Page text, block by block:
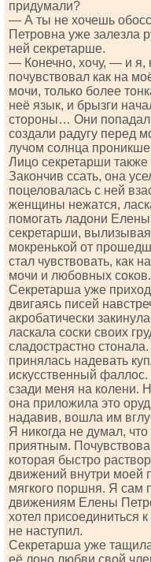
придумали?
— А ты не хочешь
Петровна уже залезла
ней секретарше.
— Конечно, хочу, — и я,
почувствовал как на
мочи, только более
неё язык, и брызги
стороны… Они
создали радугу перед
лучом солнца
Лицо секретарши
Закончив ссать, она
поцеловалась с ней
женщины нежатся,
помогать ладони
секретарши,
мокренькой от
стал чувствовать, как
мочи и любовных соков.
Секретарша уже
двигаясь писей
акробатически
ласкала соски своих
сладострастно
принялась надевать
искусственный фаллос.
сзади меня на колени.
она приложила это
надавив, вошла им
Я никогда не думал,
приятным.
которая быстро
движений внутри моей
мягкого поршня. Я сам
движениям Елены
хотел присоединиться
не наступил.
Секретарша уже
её лоно любви свой